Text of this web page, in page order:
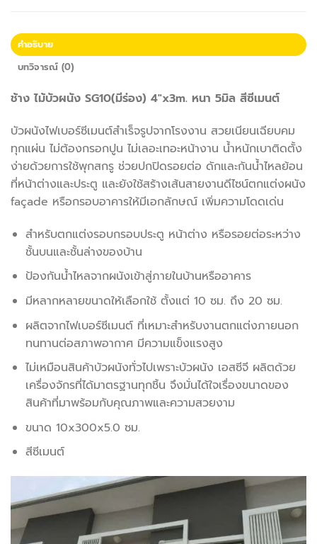
คำอธิบาย
บทวิจารณ์ (0)
ช้าง ไม้บัวผนัง SG10(มีร่อง) 4″x3m. หนา 5มิล สีซีเมนต์
บัวผนังไฟเบอร์ซีเมนต์สำเร็จรูปจากโรงงาน สวยเนียนเฉียบคม
ทุกแผ่น ไม่ต้องกรอกปูน ไม่เลอะเทอะหน้างาน น้ำหนักเบาติดตั้ง
ง่ายด้วยการใช้พุกสกรู ช่วยปกปิดรอยต่อ ดักและกันน้ำไหลย้อน
ที่หน้าต่างและประตู และยังใช้สร้างเส้นสายงานดีไซน์ตกแต่งผนัง
façade หรือกรอบอาคารให้มีเอกลักษณ์ เพิ่มความโดดเด่น
สำหรับตกแต่งรอบกรอบประตู หน้าต่าง หรือรอยต่อระหว่าง
ชั้นบนและชั้นล่างของบ้าน
ป้องกันน้ำไหลจากผนังเข้าสู่ภายในบ้านหรืออาคาร
มีหลากหลายขนาดให้เลือกใช้ ตั้งแต่ 10 ซม. ถึง 20 ซม.
ผลิตจากไฟเบอร์ซีเมนต์ ที่เหมาะสำหรับงานตกแต่งภายนอก
ทนทานต่อสภาพอากาศ มีความแข็งแรงสูง
ไม่เหมือนสินค้าบัวผนังทั่วไปเพราะบัวผนัง เอสซีจี ผลิตด้วย
เครื่องจักรที่ได้มาตรฐานทุกชิ้น จึงมั่นได้ใจเรื่องขนาดของ
สินค้าที่มาพร้อมกับคุณภาพและความสวยงาม
ขนาด 10x300x5.0 ซม.
สีซีเมนต์